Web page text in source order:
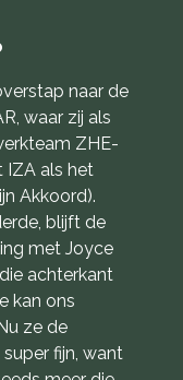
naar de
waar zij als
ZHE-
IZA als het
Akkoord).
blijft de
met Joyce
achterkant
kan ons
ze de
fijn, want